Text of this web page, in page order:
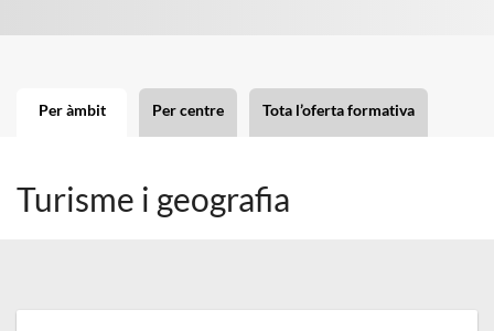
Per àmbit Per centre Tota l’oferta formativa
Turisme i geografia